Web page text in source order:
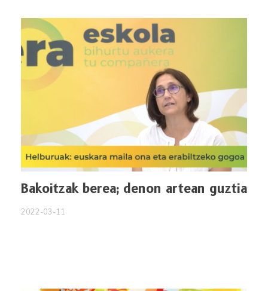
Bakoitzak berea; denon artean guztia
2022-03-11